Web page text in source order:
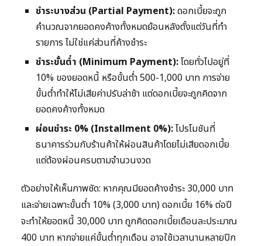
ชำระบางส่วน (Partial Payment):ดอกเบี้ยจะถูก
คำนวณจากยอดคงค้างทั้งหมดย้อนหลังตั้งแต่วันที่ทำ
รายการ ไม่ใช่แค่ส่วนที่ค้างชำระ
ชำระขั้นต่ำ (Minimum Payment):โดยทั่วไปอยู่ที่
10% ของยอดหนี้ หรือขั้นต่ำ 500-1,000 บาท การจ่าย
ขั้นต่ำทำให้ไม่เสียค่าปรับล่าช้า แต่ดอกเบี้ยจะถูกคิดจาก
ยอดคงค้างทั้งหมด
ผ่อนชำระ 0% (Installment 0%):โปรโมชันที่
ธนาคารร่วมกับร้านค้าให้ผ่อนสินค้าโดยไม่เสียดอกเบี้ย
แต่ต้องผ่อนครบตามจำนวนงวด
ตัวอย่างให้เห็นภาพชัด: หากคุณมียอดค้างชำระ 30,000 บาท
และจ่ายเฉพาะขั้นต่ำ 10% (3,000 บาท) ดอกเบี้ย 16% ต่อปี
จะทำให้ยอดหนี้ 30,000 บาท ถูกคิดดอกเบี้ยเดือนละประมาณ
400 บาท หากจ่ายแค่ขั้นต่ำทุกเดือน อาจใช้เวลานานหลายปีก